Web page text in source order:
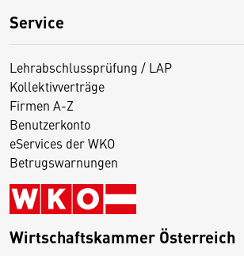
Service
Lehrabschlussprüfung / LAP
Kollektivverträge
Firmen A-Z
Benutzerkonto
eServices der WKO
Betrugswarnungen
Wirtschaftskammer Österreich